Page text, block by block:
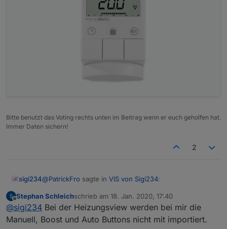
Bitte benutzt das Voting rechts unten im Beitrag wenn er euch geholfen hat.
Immer Daten sichern!
2
sigi234@PatrickFro sagte in VIS von Sigi234:
@ sigi234Würdest Du den Heizungs-View zur
Verfügung stellen? Sehe ich richtig, dass sogar
die korrekte Temperatur auf dem Abbild des
VIEW_Heizung_1.txt
Offline
Stephan Schleichschrieb am 18. Jan. 2020, 17:40
zuletzt editiert von
@sigi234 Bei der Heizungsview werden bei mir die
Manuell, Boost und Auto Buttons nicht mit importiert.